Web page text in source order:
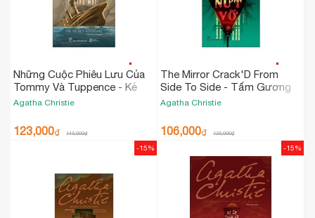
Những Cuộc Phiêu Lưu Của
Tommy Và Tuppence - Kẻ
Thù Giấu Mặt
Agatha Christie
123,000₫ 145,000₫
The Mirror Crack'D From
Side To Side - Tấm Gương
Nứt Vỡ - Một Vụ Án Của Jane
Agatha Christie
106,000₫ 125,000₫
-15% -15%